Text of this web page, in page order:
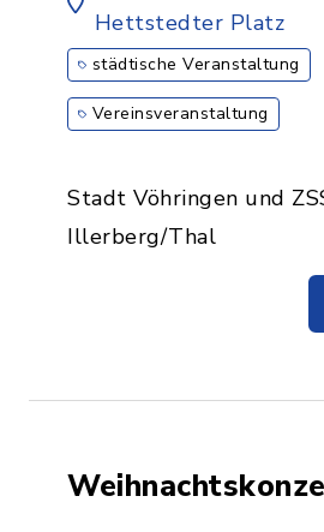
Hettstedter Platz
städtische Veranstaltung
Vereinsveranstaltung
Stadt Vöhringen und
Illerberg/Thal